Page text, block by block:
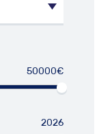
50000€
2026